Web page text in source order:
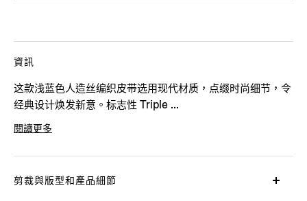
資訊
这款浅蓝色人造丝编织皮带选用现代材质，点缀时尚细节，令
经典设计焕发新意。标志性 Triple ...
閱讀更多
剪裁與版型和產品細節